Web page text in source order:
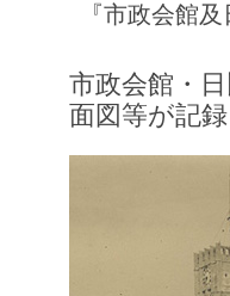
『市政会館
市政会館・
面図等が記